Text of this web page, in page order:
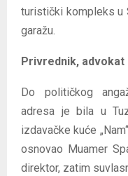
turistički kompleks u
garažu.
Privrednik,
Do političkog
adresa je bila u
izdavačke kuće
osnovao Muamer
direktor, zatim